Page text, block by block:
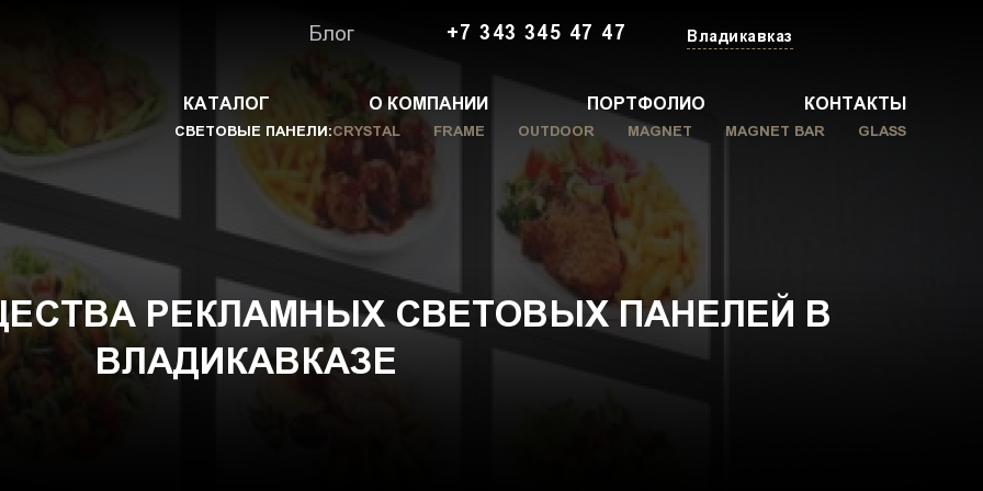
Блог +7 343 345 47 47 Владикавказ
КАТАЛОГ О КОМПАНИИ ПОРТФОЛИО КОНТАКТЫ
СВЕТОВЫЕ ПАНЕЛИ:CRYSTAL FRAME OUTDOOR MAGNET MAGNET BAR GLASS
РЕКЛАМНЫХ СВЕТОВЫХ ПАНЕЛЕЙ В
ВЛАДИКАВКАЗЕ